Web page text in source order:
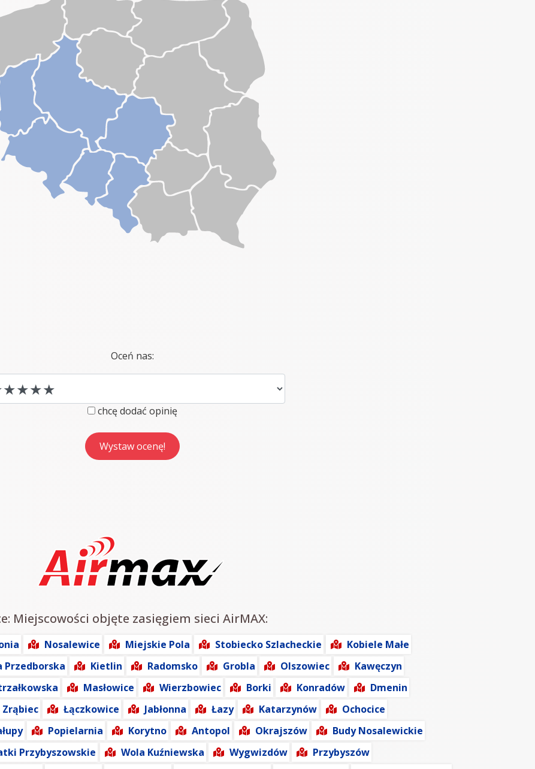
Oceń nas:
chcę dodać opinię
Miejscowości objęte zasięgiem sieci AirMAX:
Nosalewice Miejskie Pola Stobiecko Szlacheckie
Kobiele Małe
Przedborska Kietlin Radomsko Grobla Olszowiec
Kawęczyn
Masłowice Wierzbowiec Borki Konradów
Dmenin
Zrąbiec Łączkowice Jabłonna Łazy Katarzynów
Ochocice
Popielarnia Korytno Antopol Okrajszów
Budy Nosalewickie
Przybyszowskie Wola Kuźniewska Wygwizdów
Przybyszów